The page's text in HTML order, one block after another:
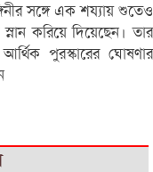
সঙ্গে এক শয্যায় শুতেও
করিয়ে দিয়েছেন। তার
পুরস্কারের ঘোষণার